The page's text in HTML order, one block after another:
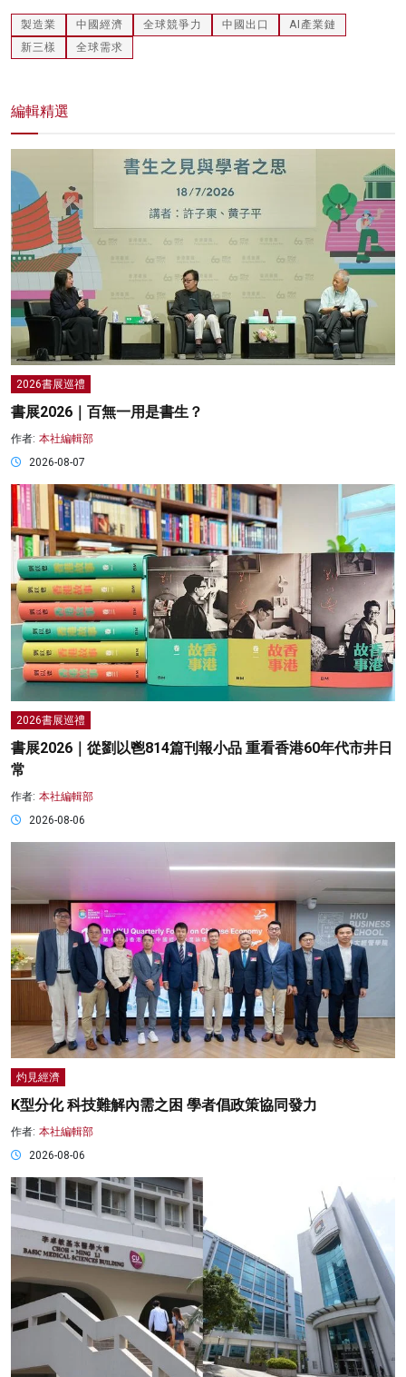
製造業 中國經濟 全球競爭力 中國出口
AI產業鏈
新三樣
全球需求
編輯精選
2026書展巡禮
書展2026｜百無一用是書生？
作者: 本社編輯部
2026-08-07
2026書展巡禮
書展2026｜從劉以鬯814篇刊報小品 重看香港60年代市井日
常
作者: 本社編輯部
2026-08-06
灼見經濟
K型分化 科技難解內需之困 學者倡政策協同發力
作者: 本社編輯部
2026-08-06